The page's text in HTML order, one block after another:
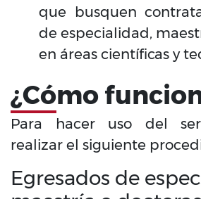
que busquen
de especialidad,
en áreas científicas y
¿Cómo
Para hacer uso del
realizar el siguiente
Egresados de